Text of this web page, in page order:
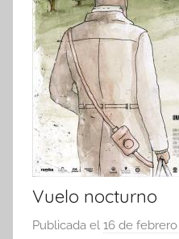
Vuelo nocturno
Publicada el 16 de